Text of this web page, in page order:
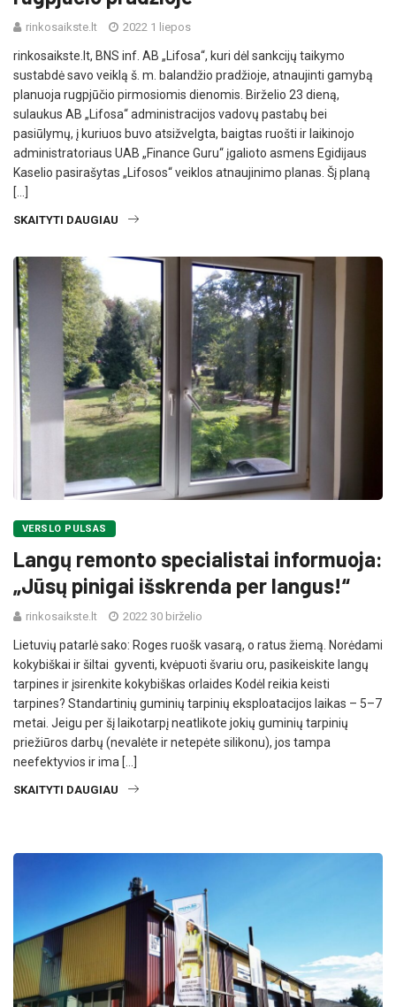
rinkosaikste.lt 2022 1 liepos
rinkosaikste.lt, BNS inf. AB „Lifosa“, kuri dėl sankcijų taikymo
sustabdė savo veiklą š. m. balandžio pradžioje, atnaujinti gamybą
planuoja rugpjūčio pirmosiomis dienomis. Birželio 23 dieną,
sulaukus AB „Lifosa“ administracijos vadovų pastabų bei
pasiūlymų, į kuriuos buvo atsižvelgta, baigtas ruošti ir laikinojo
administratoriaus UAB „Finance Guru“ įgalioto asmens Egidijaus
Kaselio pasirašytas „Lifosos“ veiklos atnaujinimo planas. Šį planą
[…]
SKAITYTI DAUGIAU
VERSLO PULSAS
Langų remonto specialistai informuoja:
„Jūsų pinigai išskrenda per langus!“
rinkosaikste.lt 2022 30 birželio
Lietuvių patarlė sako: Roges ruošk vasarą, o ratus žiemą. Norėdami
kokybiškai ir šiltai gyventi, kvėpuoti švariu oru, pasikeiskite langų
tarpines ir įsirenkite kokybiškas orlaides Kodėl reikia keisti
tarpines? Standartinių guminių tarpi­nių eksploatacijos laikas – 5–7
metai. Jeigu per šį laikotarpį neatlikote jokių guminių tarpi­nių
priežiūros darbų (nevalėte ir netepėte silikonu), jos tam­pa
neefektyvios ir ima […]
SKAITYTI DAUGIAU